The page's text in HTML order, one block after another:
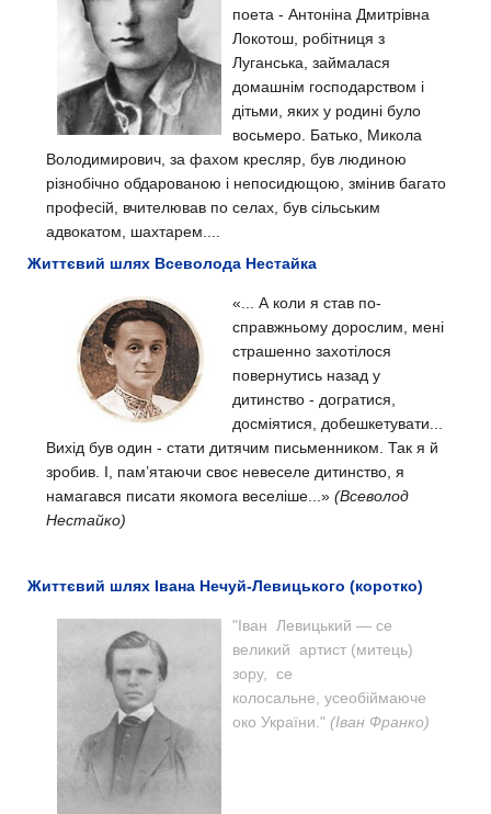
поета - Антоніна Дмитрівна
Локотош, робітниця з
Луганська, займалася
домашнім господарством і
дітьми, яких у родині було
восьмеро. Батько, Микола
Володимирович, за фахом кресляр, був людиною
різнобічно обдарованою і непосидющою, змінив багато
професій, вчителював по селах, був сільським
адвокатом, шахтарем....
Життєвий шлях Всеволода Нестайка
«... А коли я став по-
справжньому дорослим, мені
страшенно захотілося
повернутись назад у
дитинство - догратися,
досміятися, добешкетувати...
Вихід був один - стати дитячим письменником. Так я й
зробив. І, пам’ятаючи своє невеселе дитинство, я
намагався писати якомога веселіше...» (Всеволод
Нестайко)
Життєвий шлях Івана Нечуй-Левицького (коротко)
"Іван Левицький — се
великий артист (митець)
зору, се
колосальне, усеобіймаюче
око України." (Іван Франко)